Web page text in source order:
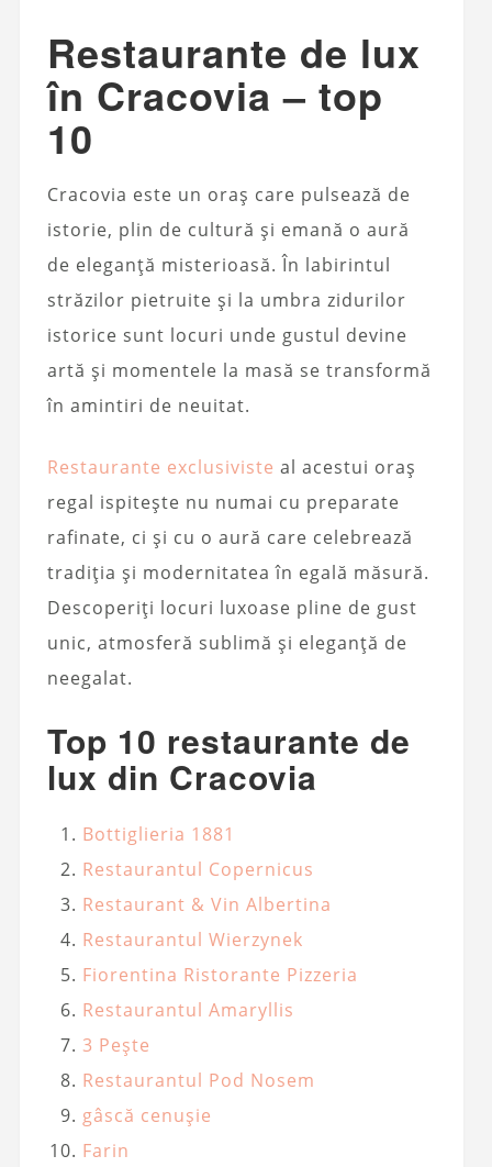
Restaurante de lux
în Cracovia – top
10
Cracovia este un oraș care pulsează de
istorie, plin de cultură și emană o aură
de eleganță misterioasă. În labirintul
străzilor pietruite și la umbra zidurilor
istorice sunt locuri unde gustul devine
artă și momentele la masă se transformă
în amintiri de neuitat.
Restaurante exclusiviste al acestui oraș
regal ispitește nu numai cu preparate
rafinate, ci și cu o aură care celebrează
tradiția și modernitatea în egală măsură.
Descoperiți locuri luxoase pline de gust
unic, atmosferă sublimă și eleganță de
neegalat.
Top 10 restaurante de
lux din Cracovia
Bottiglieria 1881
Restaurantul Copernicus
Restaurant & Vin Albertina
Restaurantul Wierzynek
Fiorentina Ristorante Pizzeria
Restaurantul Amaryllis
3 Pește
Restaurantul Pod Nosem
gâscă cenușie
Farin